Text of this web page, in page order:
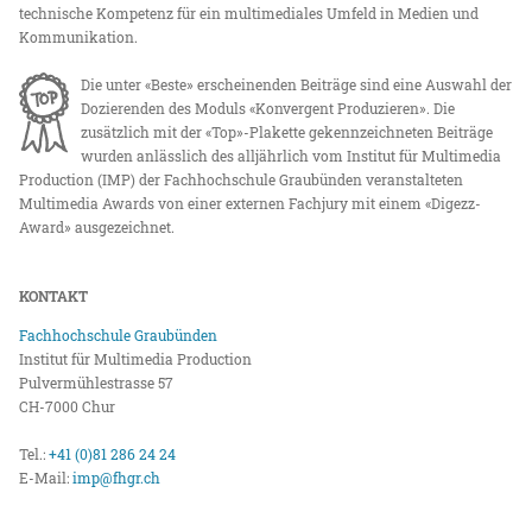
technische Kompetenz für ein multimediales Umfeld in Medien und
Kommunikation.
Die unter «Beste» erscheinenden Beiträge sind eine Auswahl der
Dozierenden des Moduls «Konvergent Produzieren». Die
zusätzlich mit der «Top»-Plakette gekennzeichneten Beiträge
wurden anlässlich des alljährlich vom Institut für Multimedia
Production (IMP) der Fachhochschule Graubünden veranstalteten
Multimedia Awards von einer externen Fachjury mit einem «Digezz-
Award» ausgezeichnet.
KONTAKT
Fachhochschule Graubünden
Institut für Multimedia Production
Pulvermühlestrasse 57
CH-7000 Chur
Tel.:+41 (0)81 286 24 24
E-Mail:imp@fhgr.ch